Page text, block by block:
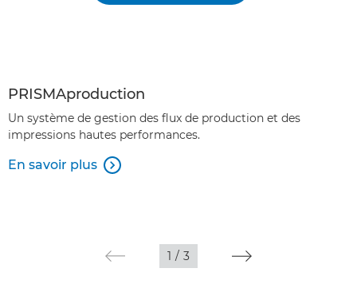
PRISMAproduction
Un système de gestion des flux de production et des
impressions hautes performances.
En savoir plus 
1 / 3